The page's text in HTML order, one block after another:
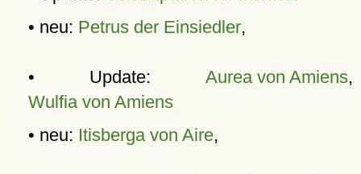
• neu: Petrus der Einsiedler,
• Update: Aurea von Amiens,
Wulfia von Amiens
• neu: Itisberga von Aire,